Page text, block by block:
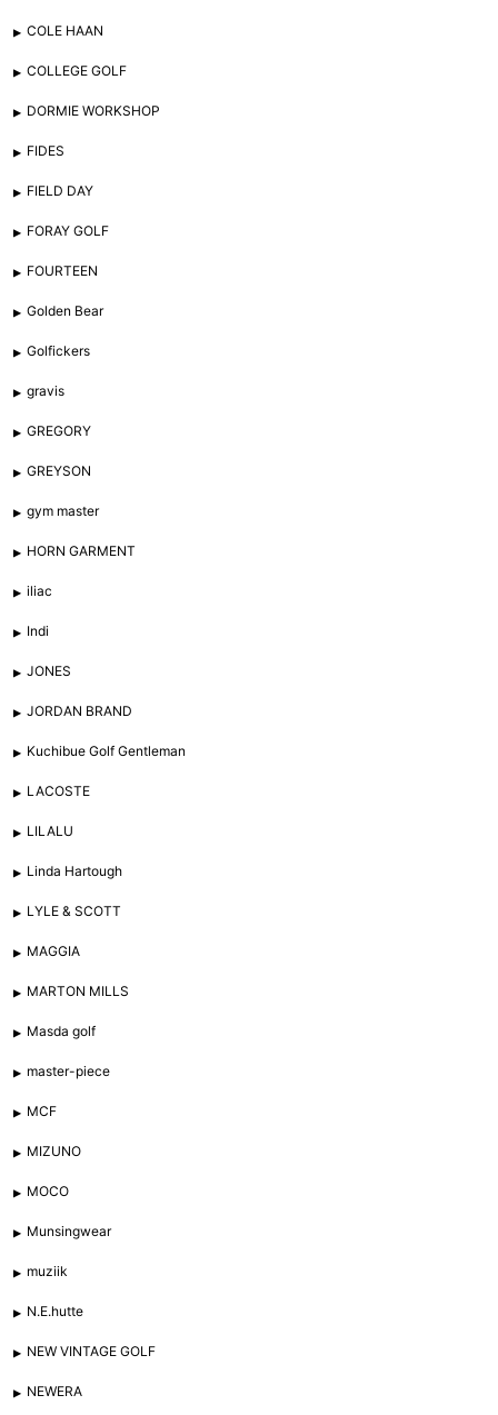
COLE HAAN
COLLEGE GOLF
DORMIE WORKSHOP
FIDES
FIELD DAY
FORAY GOLF
FOURTEEN
Golden Bear
Golfickers
gravis
GREGORY
GREYSON
gym master
HORN GARMENT
iliac
Indi
JONES
JORDAN BRAND
Kuchibue Golf Gentleman
LACOSTE
LILALU
Linda Hartough
LYLE & SCOTT
MAGGIA
MARTON MILLS
Masda golf
master-piece
MCF
MIZUNO
MOCO
Munsingwear
muziik
N.E.hutte
NEW VINTAGE GOLF
NEWERA